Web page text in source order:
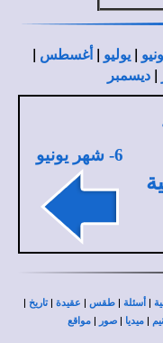
|يوليو |أغسطس |
|ديسمبر
6- شهر يونيو
| أسئلة | طقس | عقيدة |تاريخ |
| ميديا | صور | مواقع